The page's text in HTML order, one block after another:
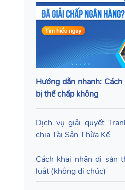
Hướng dẫn nhanh:
bị thế chấp không
Dịch vụ giải quyết
chia Tài Sản Thừa Kế
Cách khai nhận di sản
luật (không di chúc)